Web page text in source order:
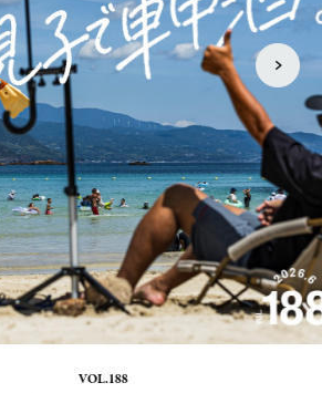
VOL.188